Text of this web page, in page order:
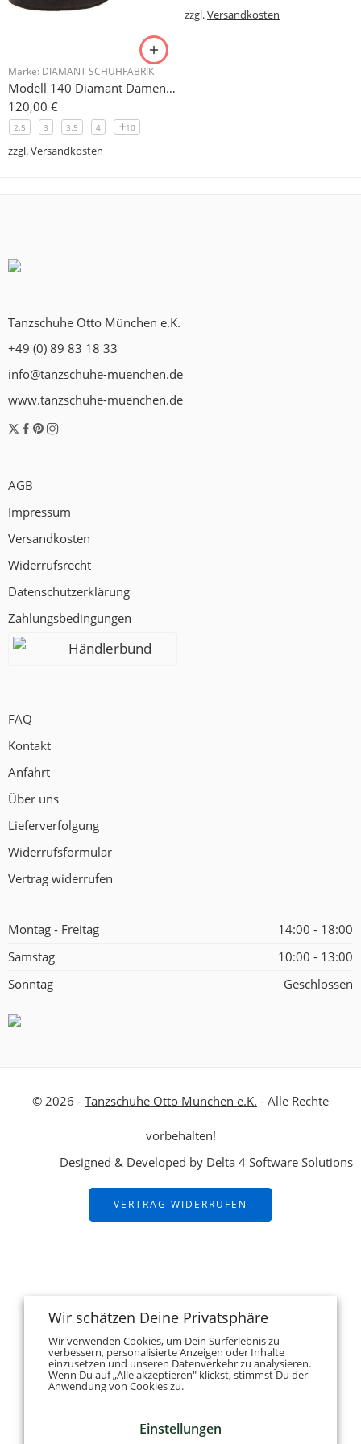
Marke: DIAMANT SCHUHFABRIK
Modell 140 Diamant Damen Trainerschuh Microfaser 3,7 cm
120,00 €
2.5 3 3.5 4 10
zzgl.Versandkosten
zzgl.Versandkosten
Tanzschuhe Otto München e.K.
+49 (0) 89 83 18 33
info@tanzschuhe-muenchen.de
www.tanzschuhe-muenchen.de
AGB
Impressum
Versandkosten
Widerrufsrecht
Datenschutzerklärung
Zahlungsbedingungen
Händlerbund
FAQ
Kontakt
Anfahrt
Über uns
Lieferverfolgung
Widerrufsformular
Vertrag widerrufen
Montag - Freitag
14:00 - 18:00
Samstag
10:00 - 13:00
Sonntag
Geschlossen
© 2026 - Tanzschuhe Otto München e.K. - Alle Rechte
vorbehalten!
Designed & Developed by Delta 4 Software Solutions
VERTRAG WIDERRUFEN
Wir schätzen Deine Privatsphäre
Wir verwenden Cookies, um Dein Surferlebnis zu
verbessern, personalisierte Anzeigen oder Inhalte
einzusetzen und unseren Datenverkehr zu analysieren.
Wenn Du auf „Alle akzeptieren" klickst, stimmst Du der
Anwendung von Cookies zu.
Einstellungen